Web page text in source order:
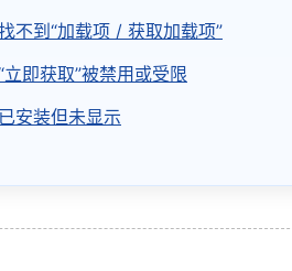
不到“加载项 / 获取加载项”
立即获取”被禁用或受限
安装但未显示